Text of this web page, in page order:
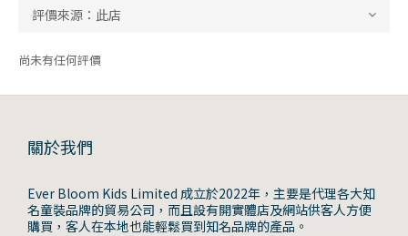
尚未有任何評價
關於我們
Ever Bloom Kids Limited 成立於2022年，主要是代理各大知
名童裝品牌的貿易公司，而且設有開實體店及網站供客人方便
購買，客人在本地也能輕鬆買到知名品牌的產品。